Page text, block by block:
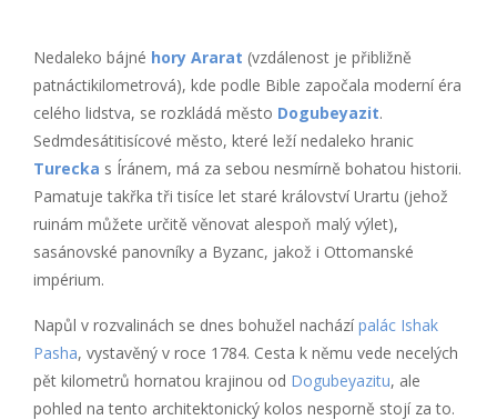
Nedaleko bájné hory Ararat (vzdálenost je přibližně
patnáctikilometrová), kde podle Bible započala moderní éra
celého lidstva, se rozkládá město Dogubeyazit.
Sedmdesátitisícové město, které leží nedaleko hranic
Turecka s Íránem, má za sebou nesmírně bohatou historii.
Pamatuje takřka tři tisíce let staré království Urartu (jehož
ruinám můžete určitě věnovat alespoň malý výlet),
sasánovské panovníky a Byzanc, jakož i Ottomanské
impérium.
Napůl v rozvalinách se dnes bohužel nacházípalác Ishak
Pasha, vystavěný v roce 1784. Cesta k němu vede necelých
pět kilometrů hornatou krajinou od Dogubeyazitu, ale
pohled na tento architektonický kolos nesporně stojí za to.